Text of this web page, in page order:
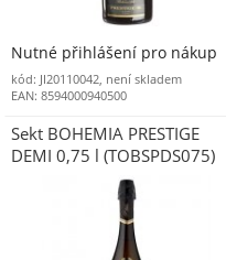
Nutné přihlášení pro nákup
kód: JI20110042, není skladem
EAN: 8594000940500
Sekt BOHEMIA PRESTIGE
DEMI 0,75 l (TOBSPDS075)